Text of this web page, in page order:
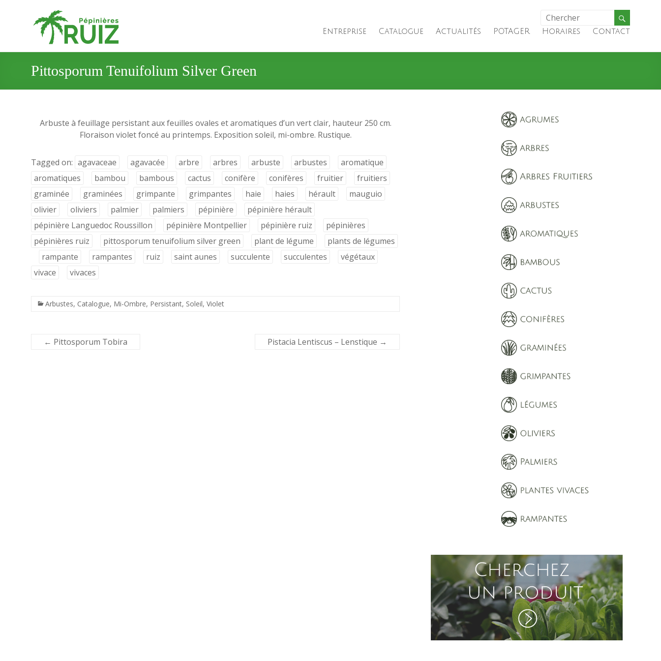
Entreprise Catalogue Actualités POTAGER Horaires Contact
Pittosporum Tenuifolium Silver Green
Arbuste à feuillage persistant aux feuilles ovales et aromatiques d’un vert clair, hauteur 250 cm.
Floraison violet foncé au printemps. Exposition soleil, mi-ombre. Rustique.
Tagged on: agavaceae agavacée arbre arbres arbuste arbustes
aromatique
aromatiques
bambou bambous cactus conifère conifères fruitier
fruitiers
graminée
graminées grimpante grimpantes haie haies hérault
mauguio
olivier
oliviers palmier palmiers pépinière
pépinière hérault
pépinière Languedoc Roussillon
pépinière Montpellier pépinière ruiz
pépinières
pépinières ruiz
pittosporum tenuifolium silver green plant de légume
plants de légumes
rampante
rampantes ruiz saint aunes succulente succulentes
végétaux
vivace
vivaces
Arbustes, Catalogue, Mi-Ombre, Persistant, Soleil, Violet
← Pittosporum Tobira Pistacia Lentiscus – Lenstique →